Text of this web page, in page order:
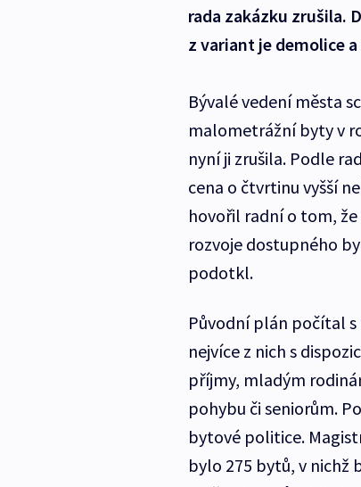
rada zakázku zrušila.
z variant je demolice
Bývalé vedení města
malometrážní byty v
nyní ji zrušila. Podle
cena o čtvrtinu vyšší
hovořil radní o tom,
rozvoje dostupného
podotkl.
Původní plán počítal
nejvíce z nich s
příjmy, mladým
pohybu či seniorům.
bytové politice.
bylo 275 bytů, v nichž